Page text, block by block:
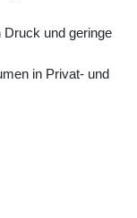
und geringe
in Privat- und